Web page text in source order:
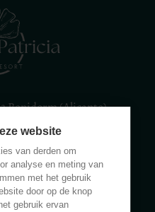
Benidorm (Alicante)
100
website
van derden om
analyse en meting van
met het gebruik
door op de knop
gebruik ervan